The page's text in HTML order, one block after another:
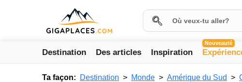
Destination Des articles Inspiration
Nouveauté
Ta façon: Destination Monde Amérique du Sud